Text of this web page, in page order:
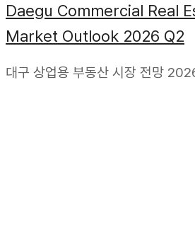
Daegu Commercial Real
Market Outlook 2026 Q2
대구 상업용 부동산 시장 전망